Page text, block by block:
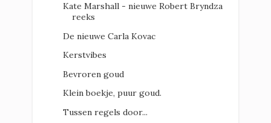
Kate Marshall - nieuwe Robert Bryndza
reeks
De nieuwe Carla Kovac
Kerstvibes
Bevroren goud
Klein boekje, puur goud.
Tussen regels door...